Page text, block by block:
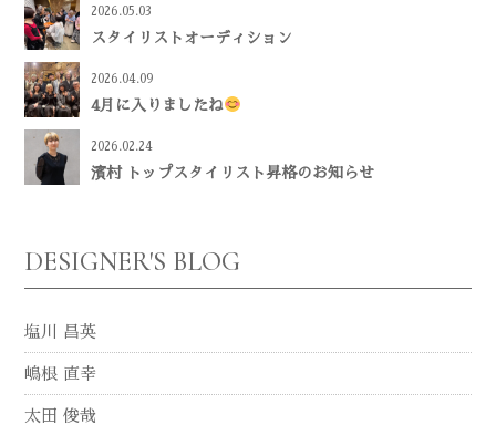
2026.05.03
スタイリストオーディション
2026.04.09
4月に入りましたね
2026.02.24
濱村 トップスタイリスト昇格のお知らせ
DESIGNER'S BLOG
塩川 昌英
嶋根 直幸
太田 俊哉